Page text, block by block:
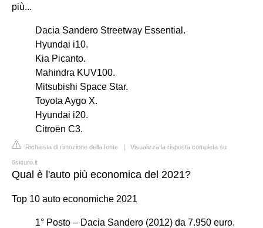
più...
Dacia Sandero Streetway Essential.
Hyundai i10.
Kia Picanto.
Mahindra KUV100.
Mitsubishi Space Star.
Toyota Aygo X.
Hyundai i20.
Citroën C3.
Richiesta di rimozione della fonte | Visualizza la risposta completa su
6sicuro.it
Qual è l'auto più economica del 2021?
Top 10 auto economiche 2021
1° Posto – Dacia Sandero (2012) da 7.950 euro.